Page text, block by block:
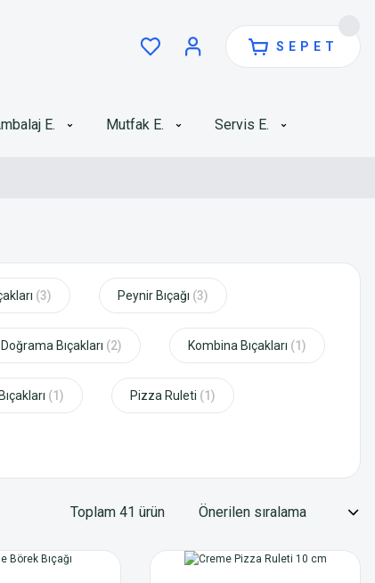
SEPET
E. Mutfak E. Servis E.
(3) Peynir Bıçağı (3)
Bıçakları (2) Kombina Bıçakları (1)
(1) Pizza Ruleti (1)
Toplam 41 ürün